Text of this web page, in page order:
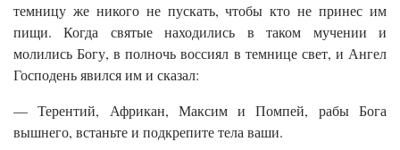
темницу же никого не пускать, чтобы кто не принес им
пищи. Когда святые находились в таком мучении и
молились Богу, в полночь воссиял в темнице свет, и Ангел
Господень явился им и сказал:
— Терентий, Африкан, Максим и Помпей, рабы Бога
вышнего, встаньте и подкрепите тела ваши.